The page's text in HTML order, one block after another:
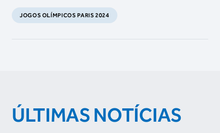
JOGOS OLÍMPICOS PARIS 2024
ÚLTIMAS NOTÍCIAS